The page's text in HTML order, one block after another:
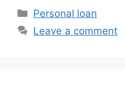
Categories
Personal loan
Leave a comment